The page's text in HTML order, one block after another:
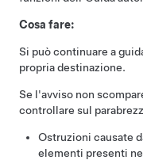
Cosa fare:
Si può continuare a
propria destinazione.
Se l'avviso non
controllare sul
Ostruzioni causate
elementi presenti